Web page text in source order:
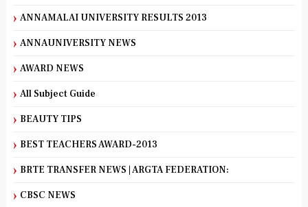
ANNAMALAI UNIVERSITY RESULTS 2013
ANNAUNIVERSITY NEWS
AWARD NEWS
All Subject Guide
BEAUTY TIPS
BEST TEACHERS AWARD-2013
BRTE TRANSFER NEWS | ARGTA FEDERATION:
CBSC NEWS